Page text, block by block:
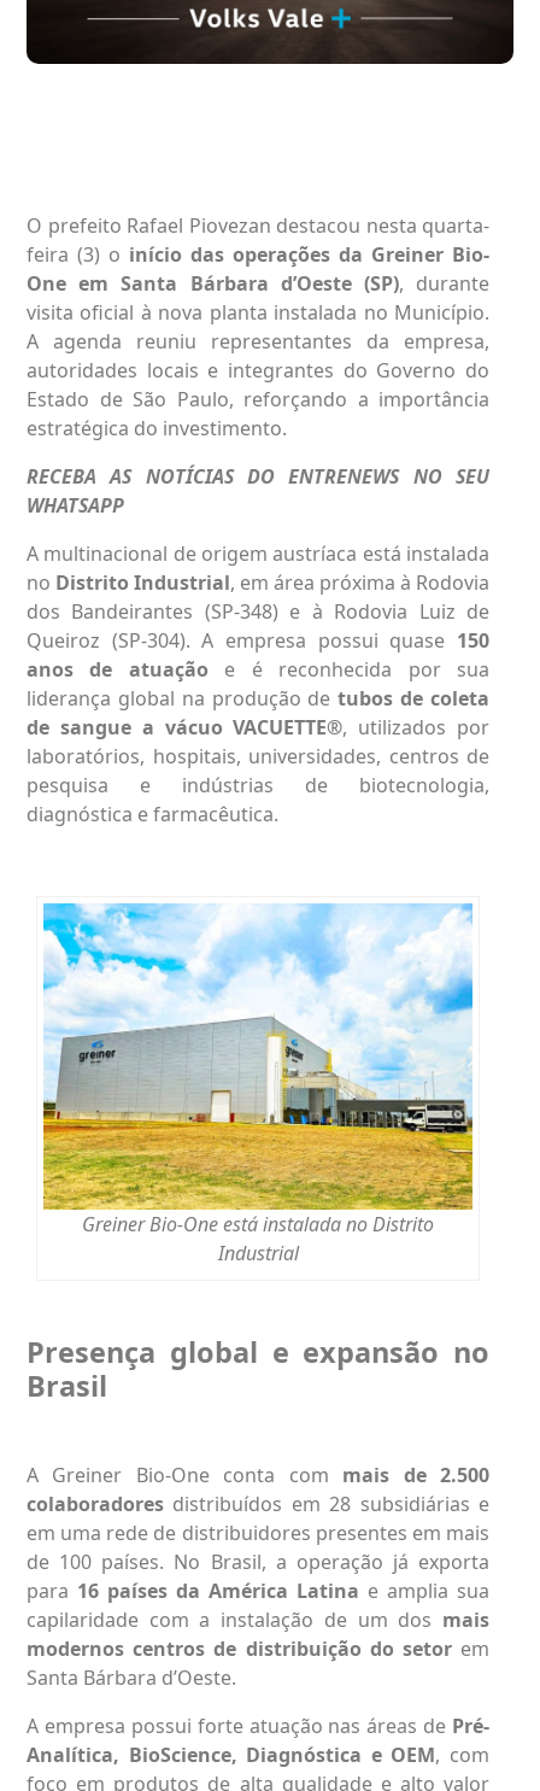
O prefeito Rafael Piovezan destacou nesta quarta-
feira (3) o início das operações da Greiner Bio-
One emSanta Bárbara d’Oeste(SP), durante
visita oficial à nova planta instalada no Município.
A agenda reuniu representantes da empresa,
autoridades locais e integrantes do Governo do
Estado de São Paulo, reforçando a importância
estratégica do investimento.
RECEBA AS NOTÍCIAS DO ENTRENEWS NO SEU
WHATSAPP
A multinacional de origem austríaca está instalada
no Distrito Industrial, em área próxima à Rodovia
dos Bandeirantes (SP-348) e à Rodovia Luiz de
Queiroz (SP-304). A empresa possui quase 150
anos de atuação e é reconhecida por sua
liderança global na produção detubos de coleta
de sangue a vácuo VACUETTE®, utilizados por
laboratórios, hospitais, universidades, centros de
pesquisa e indústrias de biotecnologia,
diagnóstica e farmacêutica.
Greiner Bio-One está instalada no Distrito
Industrial
Presença global e expansão no
Brasil
A Greiner Bio-One conta com mais de 2.500
colaboradores distribuídos em 28 subsidiárias e
em uma rede de distribuidores presentes em mais
de 100 países. No Brasil, a operação já exporta
para 16 países da América Latina e amplia sua
capilaridade com a instalação de um dos mais
modernos centros de distribuição do setorem
Santa Bárbara d’Oeste.
A empresa possui forte atuação nas áreas de Pré-
Analítica, BioScience, Diagnóstica e OEM, com
foco em produtos de alta qualidade e alto valor